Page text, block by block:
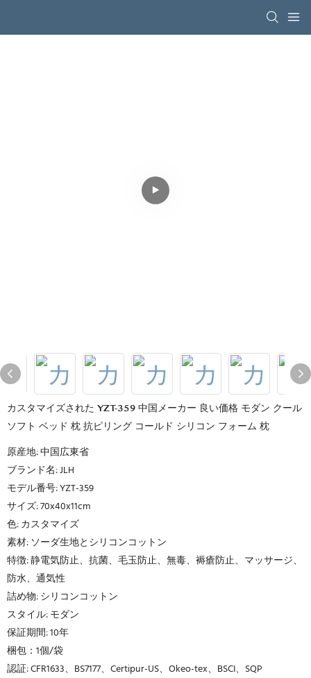
カスタマイズされた YZT-359 中国メーカー 良い価格 モダン クール
ソフト ベッド 枕 抗ピリング コールド シリコン フォーム 枕
原産地: 中国広東省
ブランド名: JLH
モデル番号: YZT-359
サイズ: 70x40x11cm
色: カスタマイズ
素材: ソーダ生地とシリコンコットン
特徴: 静電気防止、抗菌、毛玉防止、無毒、褥瘡防止、マッサージ、
防水、通気性
詰め物: シリコンコットン
スタイル: モダン
保証期間: 10年
梱包：1個/袋
認証: CFR1633、BS7177、Certipur-US、Okeo-tex、BSCI、SQP